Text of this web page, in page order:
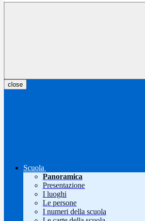
close
Scuola
Panoramica
Presentazione
I luoghi
Le persone
I numeri della scuola